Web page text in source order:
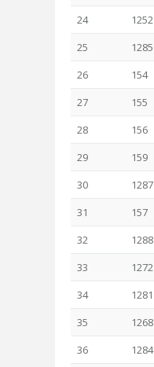
24
1252
25
1285
26
154
27
155
28
156
29
159
30
1287
31
157
32
1288
33
1272
34
1281
35
1268
36
1284